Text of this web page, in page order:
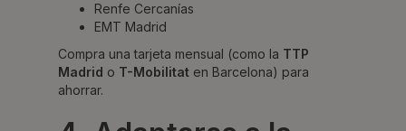
Renfe Cercanías
EMT Madrid
Compra una tarjeta mensual (como la TTP
Madrid o T-Mobilitat en Barcelona) para
ahorrar.